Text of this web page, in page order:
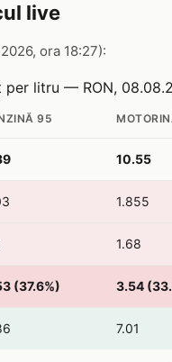
live
ora 18:27):
per litru — RON,
95
10.55
1.855
1.68
(37.6%) 3.54
7.01